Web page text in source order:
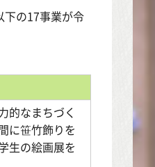
下の17事業が令
的なまちづく
に笹竹飾りを
生の絵画展を